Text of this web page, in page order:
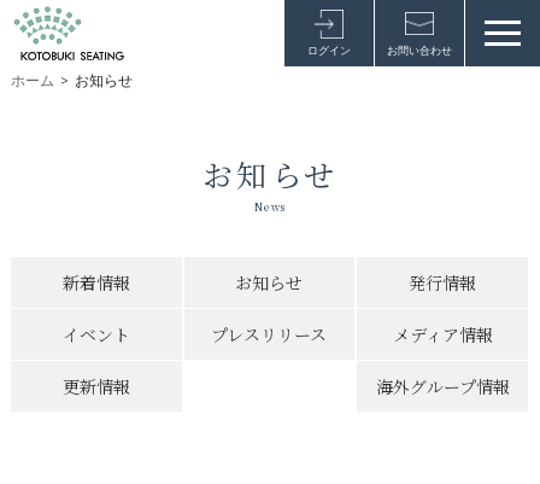
ログイン お問い合わせ
ホーム > お知らせ
お知らせ
News
新着情報 お知らせ 発行情報
イベント プレスリリース メディア情報
更新情報 海外グループ情報